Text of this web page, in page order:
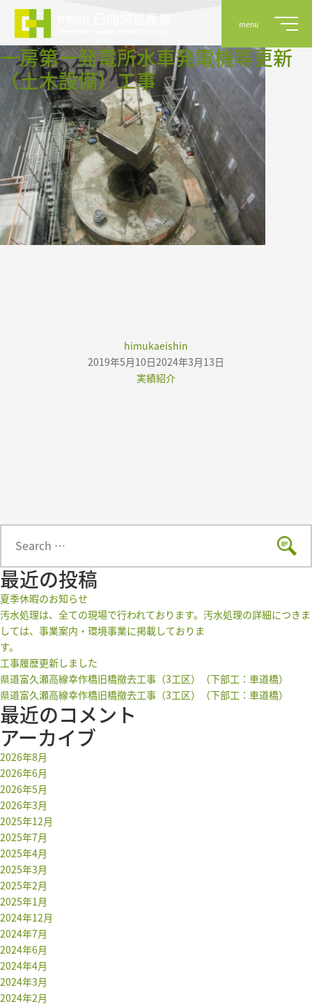
menu
事業案内
実績
会社概要
アクセス
2019年5月
一房第一発電所水車発電機等更新
（土木設備）工事
Author
himukaeishin
Posted
2019年5月10日2024年3月13日
Categories
実績紹介
Search
最近の投稿
夏季休暇のお知らせ
汚水処理は、全ての現場で行われております。汚水処理の詳細につきま
しては、事業案内・環境事業に掲載しておりま
す。
工事履歴更新しました
県道富久瀬高線幸作橋旧橋撤去工事（3工区）（下部工：車道橋）
県道富久瀬高線幸作橋旧橋撤去工事（3工区）（下部工：車道橋）
最近のコメント
アーカイブ
2026年8月
2026年6月
2026年5月
2026年3月
2025年12月
2025年7月
2025年4月
2025年3月
2025年2月
2025年1月
2024年12月
2024年7月
2024年6月
2024年4月
2024年3月
2024年2月